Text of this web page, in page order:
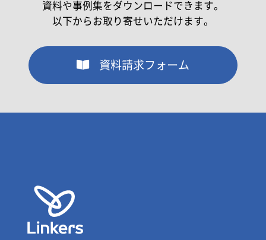
資料や事例集をダウンロードできます。
以下からお取り寄せいただけます。
資料請求フォーム